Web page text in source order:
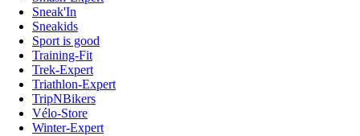
Sneak'In
Sneakids
Sport is good
Training-Fit
Trek-Expert
Triathlon-Expert
TripNBikers
Vélo-Store
Winter-Expert